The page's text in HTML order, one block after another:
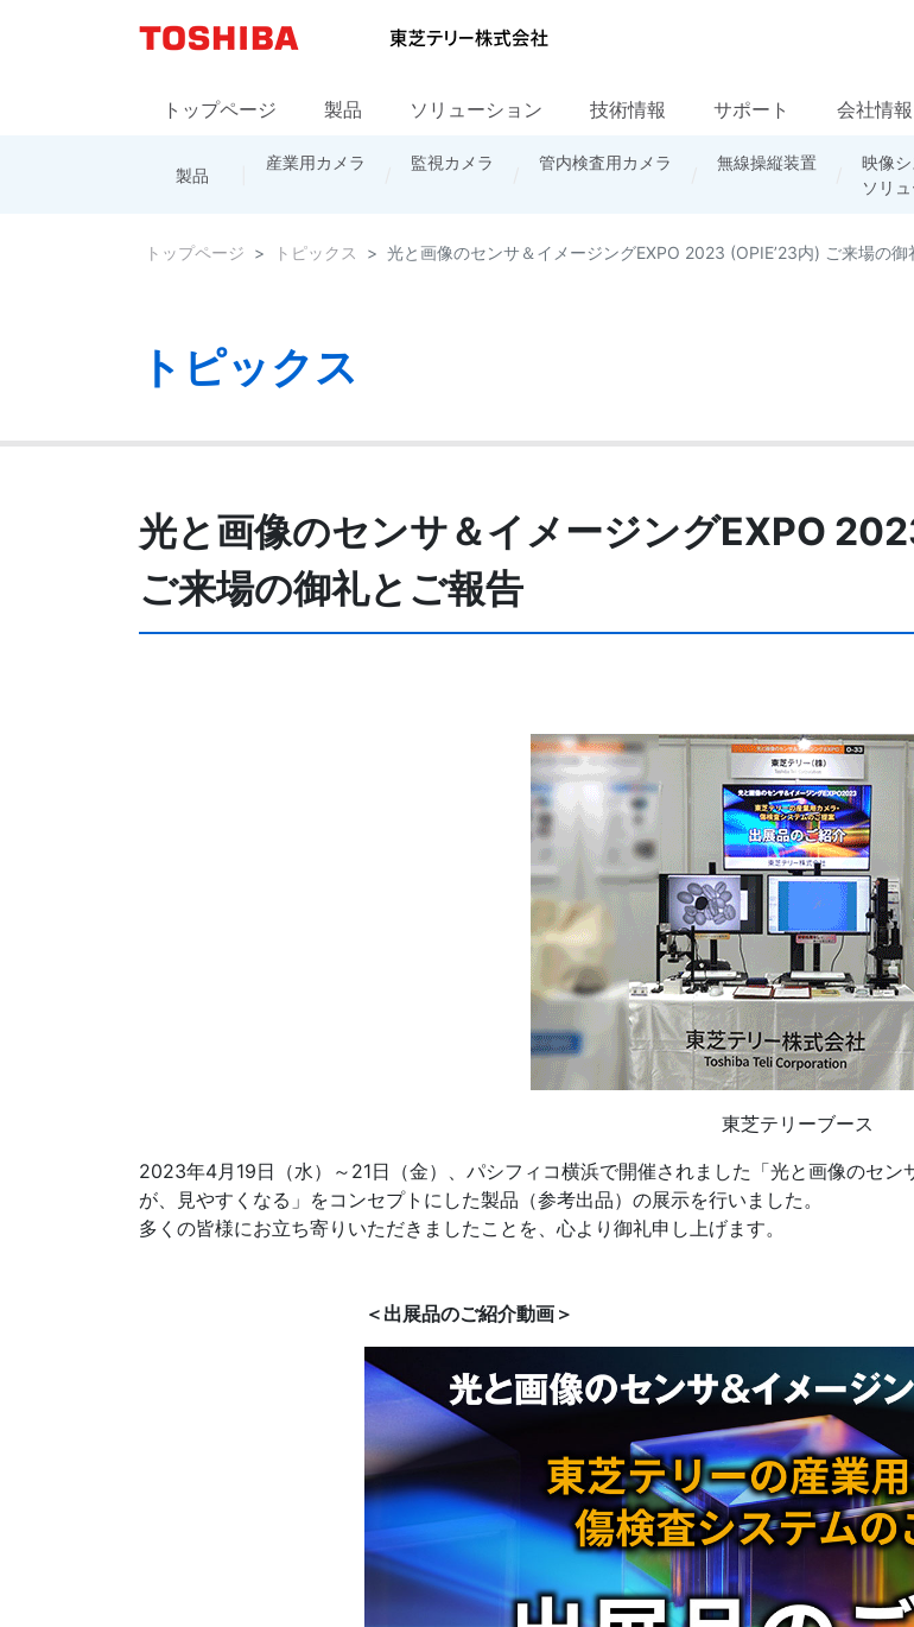
トップページ 製品
製品
トップページ
産業用カメラ 監視カメラ 管内検査用カメラ 無線操縦装置
映像
ソリ
ソリューション
防災・通信システム 放送システム 無線ネットワーク 民需
技術情報
カメラ製品 レンズ 周辺機器 セミナー資料 FAQ資料
/ソ
サポート
お問い合わせ
海外の営業・
輸出手続き
ソフトウェア
産業用
関す
会社情報
会社概要 拠点情報 調達情報 企業の社会的責任 品質保証
トップページ トピックス 光と画像のセンサ＆イメージングEXPO 2023 (OPIE’23内) ご来場の御
トピックス
光と画像のセンサ＆イメージングEXPO
ご来場の御礼とご報告
東芝テリーブース
2023年4月19日（水）～21日（金）、パシフィコ横浜で開催されました「光と画像のセ
が、見やすくなる」をコンセプトにした製品（参考出品）の展示を行いました。
多くの皆様にお立ち寄りいただきましたことを、心より御礼申し上げます。
＜出展品のご紹介動画＞